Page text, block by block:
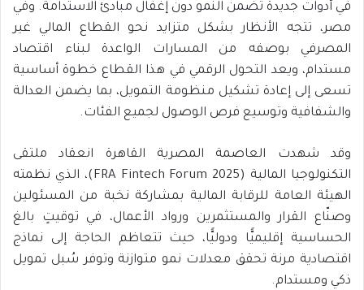
في أدوات جديدة تضمن النمو دون إغفال مبادئ الاستدامة. وفي
مصر، تتجه الأنظار بشكل متزايد نحو القطاع المالي غير
المصرفي بوصفه من المسارات الواعدة لبناء اقتصاد
مستدام، ويعد التحول الرقمي في هذا القطاع خطوة أساسية
تسعى إلى إعادة تشكيل منظومة التمويل، بما يضمن العدالة
والشفافية وتوسيع فرص الوصول لجميع الفئات.
وقد شهدت العاصمة المصرية القاهرة انعقاد ملتقى
التكنولوجيا المالية (2025 FRA Fintech Forum)، الذي نظمته
الهيئة العامة للرقابة المالية بمشاركة نخبة من المسئولين
وصنّاع القرار والمستثمرين ورواد الأعمال، في توقيتٍ بالغ
الحساسية إقليميًّا ودوليًّا، حيث تتعاظم الحاجة إلى نماذج
اقتصادية مرنة تحقق معدلات نمو متوازنة وتوفر سُبل تمويل
ذكي ومستدام.